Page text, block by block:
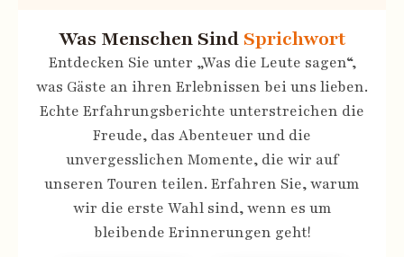
Entdecken Sie unter „Was die Leute sagen“,
was Gäste an ihren Erlebnissen bei uns lieben.
Echte Erfahrungsberichte unterstreichen die
Freude, das Abenteuer und die
unvergesslichen Momente, die wir auf
unseren Touren teilen. Erfahren Sie, warum
wir die erste Wahl sind, wenn es um
bleibende Erinnerungen geht!